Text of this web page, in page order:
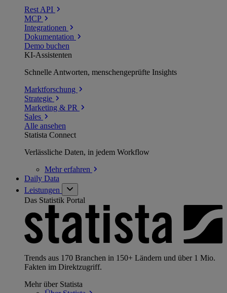
Rest API
MCP
Integrationen
Dokumentation
Demo buchen
KI-Assistenten
Schnelle Antworten, menschengeprüfte Insights
Marktforschung
Strategie
Marketing & PR
Sales
Alle ansehen
Statista Connect
Verlässliche Daten, in jedem Workflow
Mehrerfahren
Daily Data
Leistungen
Das Statistik Portal
Trends aus 170 Branchen in 150+ Ländern und über 1 Mio.
Fakten im Direktzugriff.
Mehr über Statista